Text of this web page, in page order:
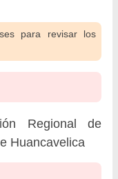
para revisar los
Regional de
Huancavelica